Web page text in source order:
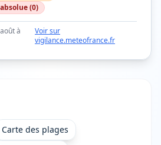
(0)
à
Voir sur
vigilance.meteofrance.fr
Carte des plages